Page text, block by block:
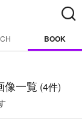
BOOK
像一覧 (4件)